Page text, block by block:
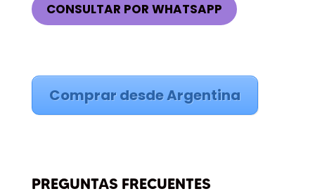
CONSULTAR POR WHATSAPP
Comprar desde Argentina
PREGUNTAS FRECUENTES